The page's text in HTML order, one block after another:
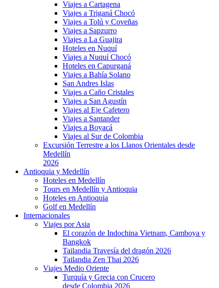
Viajes a Cartagena
Viajes a Triganá Chocó
Viajes a Tolú y Coveñas
Viajes a Sapzurro
Viajes a La Guajira
Hoteles en Nuquí
Viajes a Nuquí Chocó
Hoteles en Capurganá
Viajes a Bahía Solano
San Andres Islas
Viajes a Caño Cristales
Viajes a San Agustín
Viajes al Eje Cafetero
Viajes a Santander
Viajes a Boyacá
Viajes al Sur de Colombia
Excursión Terrestre a los Llanos Orientales desde
Medellín
2026
Antioquia y Medellín
Hoteles en Medellín
Tours en Medellín y Antioquia
Hoteles en Antioquia
Golf en Medellín
Internacionales
Viajes por Asia
El corazón de Indochina Vietnam, Camboya y
Bangkok
Tailandia Travesía del dragón 2026
Tailandia Zen Thai 2026
Viajes Medio Oriente
Turquía y Grecia con Crucero
desde Colombia 2026